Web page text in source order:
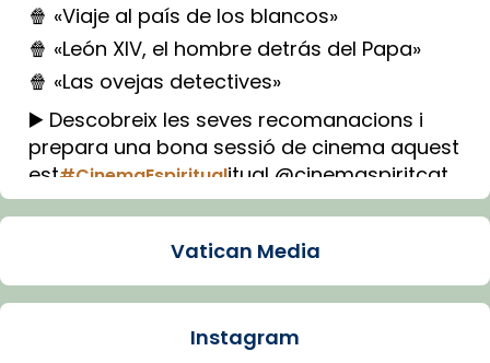
🍿 «Viaje al país de los blancos»
🍿 «León XIV, el hombre detrás del Papa»
🍿 «Las ovejas detectives»
▶️ Descobreix les seves recomanacions i
prepara una bona sessió de cinema aquest
est#CinemaEspiritualitual @cinemaspiritcat
Imatge: Generada amb IA (OpenAI)
Arquebisbat de Barcelona
Vatican Media
Instagram